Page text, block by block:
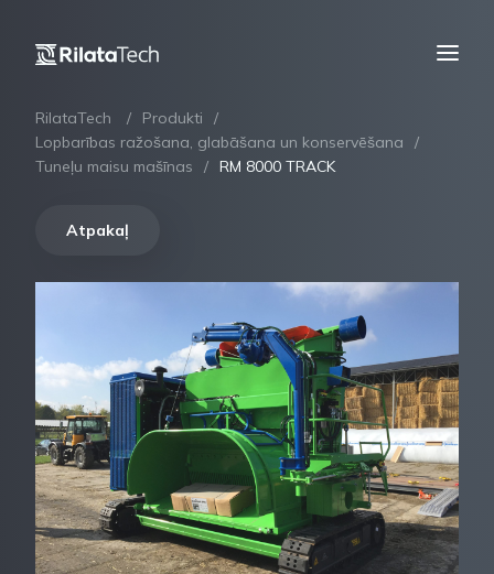
RilataTech
Produkti
Lopbarības ražošana, glabāšana un konservēšana
Tuneļu maisu mašīnas
RM 8000 TRACK
Atpakaļ